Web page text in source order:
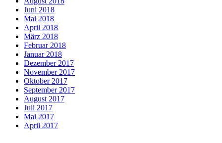
Juni 2018
Mai 2018
April 2018
März 2018
Februar 2018
Januar 2018
Dezember 2017
November 2017
Oktober 2017
September 2017
August 2017
Juli 2017
Mai 2017
April 2017